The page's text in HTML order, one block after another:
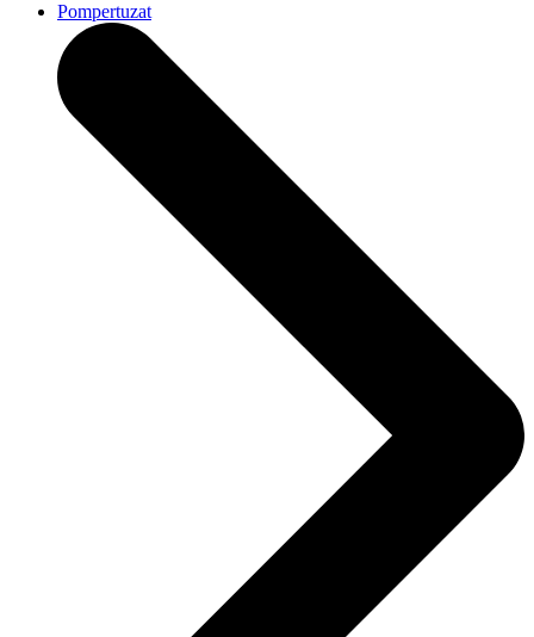
Pompertuzat